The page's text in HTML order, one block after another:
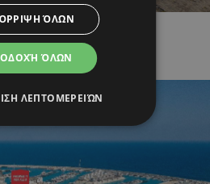
στην Αλαμινό,
ΌΛΩΝ
ΌΛΩΝ
ΛΕΠΤΟΜΕΡΕΙΏΝ